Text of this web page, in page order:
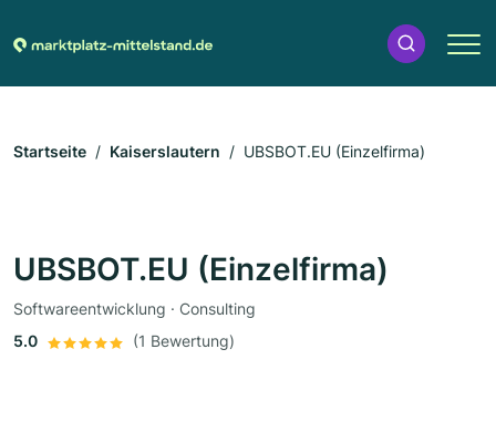
Startseite Kaiserslautern UBSBOT.EU (Einzelfirma)
UBSBOT.EU (Einzelfirma)
Softwareentwicklung · Consulting
5.0
(1 Bewertung)